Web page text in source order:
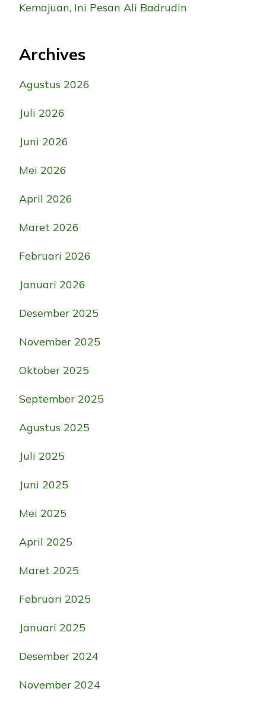
Kemajuan, Ini Pesan Ali Badrudin
Archives
Agustus 2026
Juli 2026
Juni 2026
Mei 2026
April 2026
Maret 2026
Februari 2026
Januari 2026
Desember 2025
November 2025
Oktober 2025
September 2025
Agustus 2025
Juli 2025
Juni 2025
Mei 2025
April 2025
Maret 2025
Februari 2025
Januari 2025
Desember 2024
November 2024